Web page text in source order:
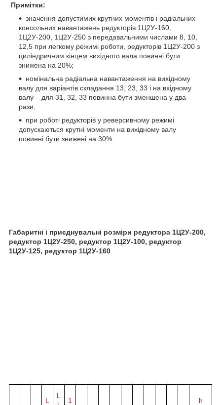
Примітки:
значення допустимих крутних моментів і радіальних
консольних навантажень редукторів 1Ц2У-160,
1Ц2У-200, 1Ц2У-250 з передавальними числами 8, 10,
12,5 при легкому режимі роботи, редукторів 1Ц2У-200 з
циліндричним кінцем вихідного вала повинні бути
знижена на 20%;
номінальна радіальна навантаження на вихідному
валу для варіантів складання 13, 23, 33 і на вхідному
валу – для 31, 32, 33 повинна бути зменшена у два
рази;
при роботі редукторів у реверсивному режимі
допускаються крутні моменти на вихідному валу
повинні бути знижені на 30%.
Габаритні і приєднувальні розміри редуктора 1Ц2У-200,
редуктор 1Ц2У-250, редуктор 1Ц2У-100, редуктор
1Ц2У-125, редуктор 1Ц2У-160
L
L
1 h